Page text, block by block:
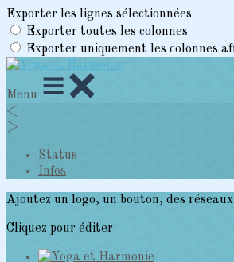
Exporter les lignes sélectionnées
Exporter toutes les colonnes
Exporter uniquement les colonnes
Menu
<
>
Status
Infos
Ajoutez un logo, un bouton, des
Cliquez pour éditer